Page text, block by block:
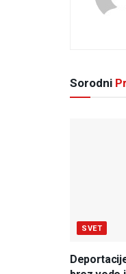
Sorodni
SVET